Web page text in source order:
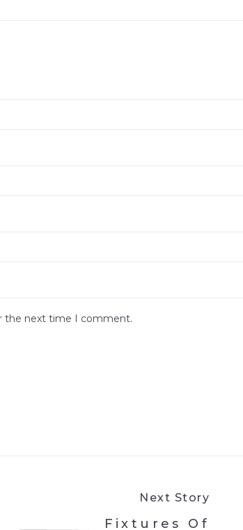
the next time I comment.
Next Story
Fixtures Of